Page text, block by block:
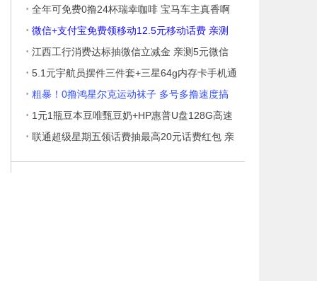
· 全年可免费0撸24杯瑞幸咖啡 宝马车主真香啊
· 微信+支付宝免费领移动12.5元移动话费 亲测
· 江西工行消费达标抽微信立减金 亲测5元微信
· 5.1元宇航员摆件三件套+三星64g内存卡手机通
· 粗暴！0撸鸿星尔克运动袜子 多号多撸速度搞
· 1元1瓶豆本豆唯甄豆奶+HP惠普U盘128G高速
3.
· 联通超级星期五领话费抽最高20元话费红包 亲